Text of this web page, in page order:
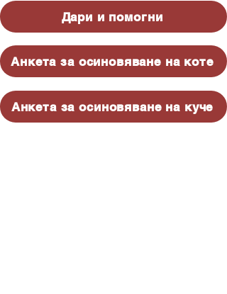
Дари и помогни
Анкета за осиновяване на коте
Анкета за осиновяване на куче